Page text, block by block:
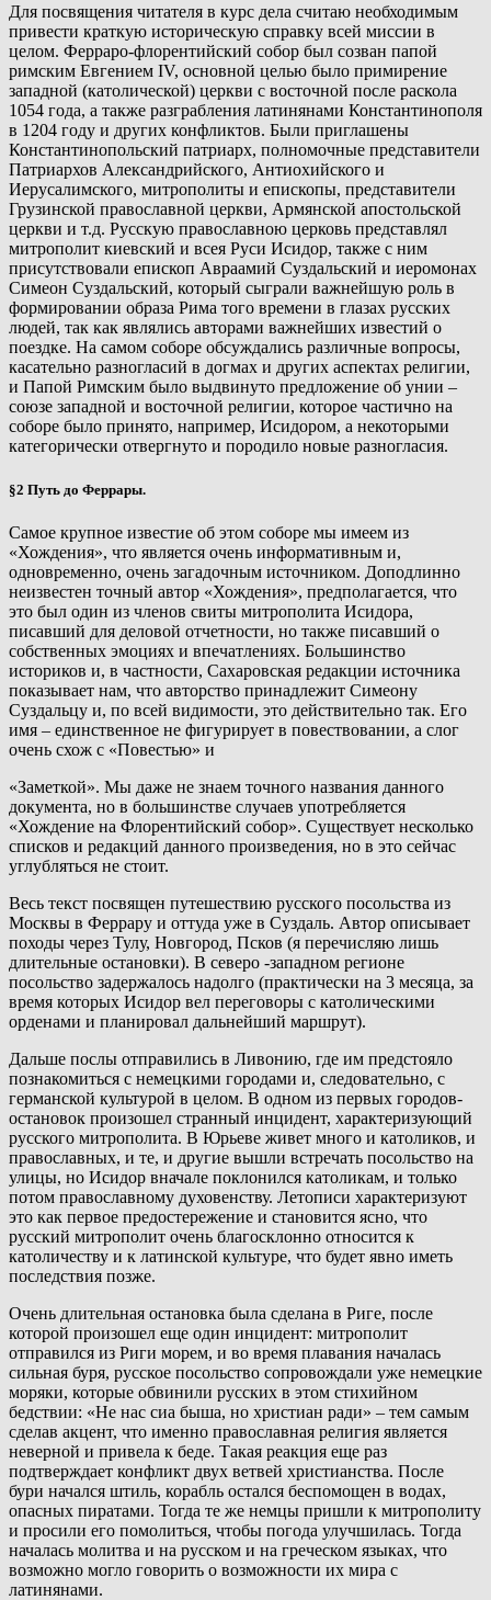
Для посвящения читателя в курс дела считаю необходимым
привести краткую историческую справку всей миссии в
целом. Ферраро-флорентийский собор был созван папой
римским Евгением IV, основной целью было примирение
западной (католической) церкви с восточной после раскола
1054 года, а также разграбления латинянами Константинополя
в 1204 году и других конфликтов. Были приглашены
Константинопольский патриарх, полномочные представители
Патриархов Александрийского, Антиохийского и
Иерусалимского, митрополиты и епископы, представители
Грузинской православной церкви, Армянской апостольской
церкви и т.д. Русскую православною церковь представлял
митрополит киевский и всея Руси Исидор, также с ним
присутствовали епископ Авраамий Суздальский и иеромонах
Симеон Суздальский, который сыграли важнейшую роль в
формировании образа Рима того времени в глазах русских
людей, так как являлись авторами важнейших известий о
поездке. На самом соборе обсуждались различные вопросы,
касательно разногласий в догмах и других аспектах религии,
и Папой Римским было выдвинуто предложение об унии –
союзе западной и восточной религии, которое частично на
соборе было принято, например, Исидором, а некоторыми
категорически отвергнуто и породило новые разногласия.
§2 Путь до Феррары.
Самое крупное известие об этом соборе мы имеем из
«Хождения», что является очень информативным и,
одновременно, очень загадочным источником. Доподлинно
неизвестен точный автор «Хождения», предполагается, что
это был один из членов свиты митрополита Исидора,
писавший для деловой отчетности, но также писавший о
собственных эмоциях и впечатлениях. Большинство
историков и, в частности, Сахаровская редакции источника
показывает нам, что авторство принадлежит Симеону
Суздальцу и, по всей видимости, это действительно так. Его
имя – единственное не фигурирует в повествовании, а слог
очень схож с «Повестью» и
«Заметкой». Мы даже не знаем точного названия данного
документа, но в большинстве случаев употребляется
«Хождение на Флорентийский собор». Существует несколько
списков и редакций данного произведения, но в это сейчас
углубляться не стоит.
Весь текст посвящен путешествию русского посольства из
Москвы в Феррару и оттуда уже в Суздаль. Автор описывает
походы через Тулу, Новгород, Псков (я перечисляю лишь
длительные остановки). В северо -западном регионе
посольство задержалось надолго (практически на 3 месяца, за
время которых Исидор вел переговоры с католическими
орденами и планировал дальнейший маршрут).
Дальше послы отправились в Ливонию, где им предстояло
познакомиться с немецкими городами и, следовательно, с
германской культурой в целом. В одном из первых городов-
остановок произошел странный инцидент, характеризующий
русского митрополита. В Юрьеве живет много и католиков, и
православных, и те, и другие вышли встречать посольство на
улицы, но Исидор вначале поклонился католикам, и только
потом православному духовенству. Летописи характеризуют
это как первое предостережение и становится ясно, что
русский митрополит очень благосклонно относится к
католичеству и к латинской культуре, что будет явно иметь
последствия позже.
Очень длительная остановка была сделана в Риге, после
которой произошел еще один инцидент: митрополит
отправился из Риги морем, и во время плавания началась
сильная буря, русское посольство сопровождали уже немецкие
моряки, которые обвинили русских в этом стихийном
бедствии: «Не нас сиа быша, но христиан ради» – тем самым
сделав акцент, что именно православная религия является
неверной и привела к беде. Такая реакция еще раз
подтверждает конфликт двух ветвей христианства. После
бури начался штиль, корабль остался беспомощен в водах,
опасных пиратами. Тогда те же немцы пришли к митрополиту
и просили его помолиться, чтобы погода улучшилась. Тогда
началась молитва и на русском и на греческом языках, что
возможно могло говорить о возможности их мира с
латинянами.